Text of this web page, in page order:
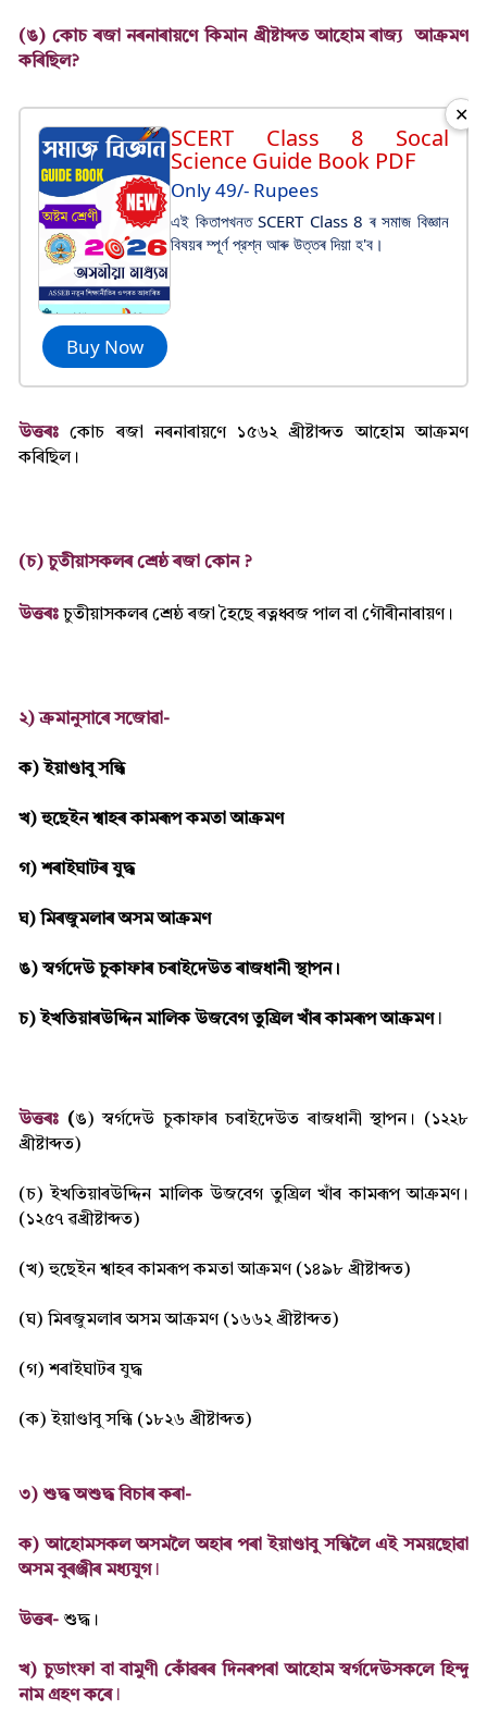
(ঙ) কোচ ৰজা নৰনাৰায়ণে কিমান খ্ৰীষ্টাব্দত আহোম ৰাজ্য়
আক্ৰমণ
কৰিছিল?
Buy Now
SCERT Class 8 Socal
Science Guide Book PDF
Only 49/- Rupees
এই কিতাপখনত SCERT Class 8 ৰ সমাজ বিজ্ঞান
বিষয়ৰ ম্পূর্ণ প্রশ্ন আৰু উত্তৰ দিয়া হ'ব।
✕
উত্তৰঃ
কোচ ৰজা নৰনাৰায়ণে ১৫৬২ খ্ৰীষ্টাব্দত আহোম আক্ৰমণ
কৰিছিল।
(চ) চুতীয়াসকলৰ শ্ৰেষ্ঠ ৰজা কোন ?
উত্তৰঃ চুতীয়াসকলৰ শ্ৰেষ্ঠ ৰজা হৈছে ৰত্নধ্বজ পাল বা গৌৰীনাৰায়ণ।
২) ক্ৰমানুসাৰে সজোৱা-
ক) ইয়াণ্ডাবু সন্ধি
খ) হুছেইন শ্বাহৰ কামৰূপ কমতা আক্ৰমণ
গ) শৰাইঘাটৰ যুদ্ধ
ঘ) মিৰজুমলাৰ অসম আক্ৰমণ
ঙ) স্বৰ্গদেউ চুকাফাৰ চৰাইদেউত ৰাজধানী স্থাপন।
চ) ইখতিয়াৰউদ্দিন মালিক উজবেগ তুঘ্ৰিল খাঁৰ কামৰূপ আক্ৰমণ ǀ
উত্তৰঃ (ঙ) স্বৰ্গদেউ চুকাফাৰ চৰাইদেউত ৰাজধানী স্থাপন। (১২২৮
খ্ৰীষ্টাব্দত)
(চ) ইখতিয়াৰউদ্দিন মালিক উজবেগ তুঘ্ৰিল খাঁৰ কামৰূপ আক্ৰমণ।
(১২৫৭ ৱখ্ৰীষ্টাব্দত)
(খ) হুছেইন শ্বাহৰ কামৰূপ কমতা আক্ৰমণ (১৪৯৮ খ্ৰীষ্টাব্দত)
(ঘ) মিৰজুমলাৰ অসম আক্ৰমণ (১৬৬২ খ্ৰীষ্টাব্দত)
(গ) শৰাইঘাটৰ যুদ্ধ
(ক) ইয়াণ্ডাবু সন্ধি (১৮২৬ খ্ৰীষ্টাব্দত)
৩) শুদ্ধ অশুদ্ধ বিচাৰ কৰা-
ক) আহোমসকল অসমলৈ অহাৰ পৰা ইয়াণ্ডাবু সন্ধিলৈ এই সময়ছোৱা
অসম বুৰঞ্জীৰ মধ্যযুগ ǀ
উত্তৰ- শুদ্ধ।
খ) চুডাংফা বা বামুণী কোঁৱৰৰ দিনৰপৰা আহোম স্বৰ্গদেউসকলে হিন্দু
নাম গ্ৰহণ কৰে ǀ